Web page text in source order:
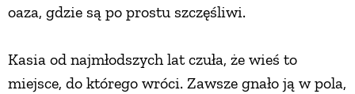
oaza, gdzie są po prostu szczęśliwi.
Kasia od najmłodszych lat czuła, że wieś to
miejsce, do którego wróci. Zawsze gnało ją w pola,